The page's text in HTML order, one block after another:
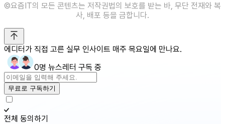
©️요즘IT의 모든 콘텐츠는 저작권법의 보호를 받는 바, 무단 전재와 복
사, 배포 등을 금합니다.
에디터가 직접 고른 실무 인사이트 매주 목요일에 만나요.
0명 뉴스레터 구독 중
무료로 구독하기
전체 동의하기